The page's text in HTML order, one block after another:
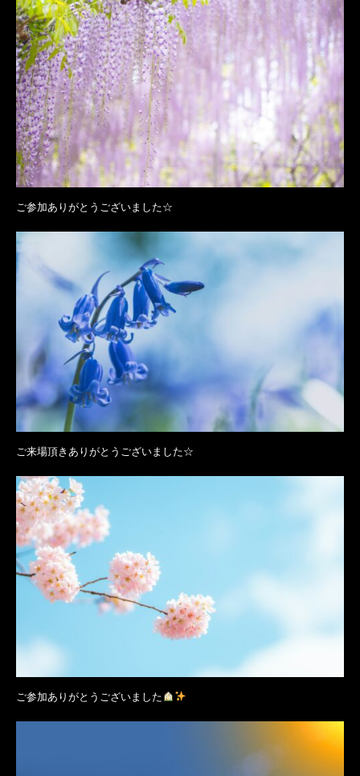
ご参加ありがとうございました☆
ご来場頂きありがとうございました☆
ご参加ありがとうございました